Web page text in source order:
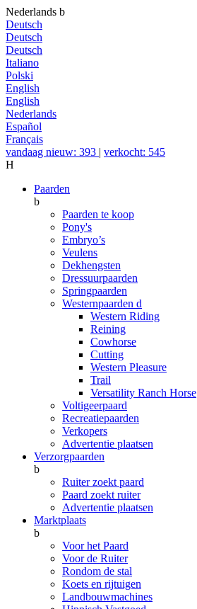
Nederlands b
Deutsch
Deutsch
Deutsch
Italiano
Polski
English
English
Nederlands
Español
Français
vandaag nieuw: 393 | verkocht: 545
H
Paarden
b
Paarden te koop
Pony's
Embryo’s
Veulens
Dekhengsten
Dressuurpaarden
Springpaarden
Westernpaarden d
Western Riding
Reining
Cowhorse
Cutting
Western Pleasure
Trail
Versatility Ranch Horse
Voltigeerpaard
Recreatiepaarden
Verkopers
Advertentie plaatsen
Verzorgpaarden
b
Ruiter zoekt paard
Paard zoekt ruiter
Advertentie plaatsen
Marktplaats
b
Voor het Paard
Voor de Ruiter
Rondom de stal
Koets en rijtuigen
Landbouwmachines